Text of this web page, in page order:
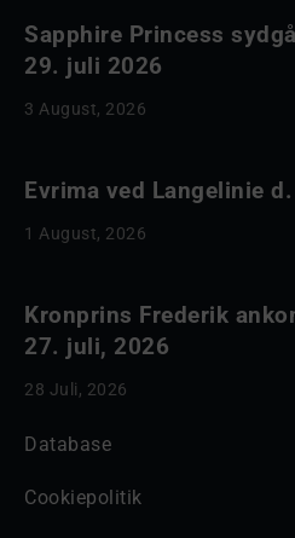
Sapphire Princess
29. juli 2026
3 August, 2026
Evrima ved Langelinie
1 August, 2026
Kronprins Frederik
27. juli, 2026
28 Juli, 2026
Database
Cookiepolitik